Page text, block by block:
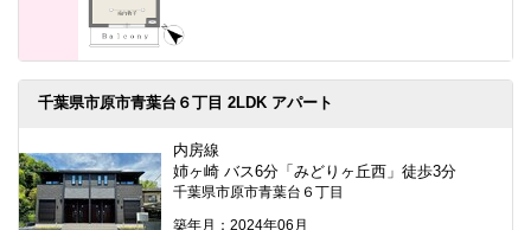
千葉県市原市青葉台６丁目 2LDK アパート
内房線
姉ヶ崎 バス6分「みどりヶ丘西」徒歩3分
千葉県市原市青葉台６丁目
築年月：2024年06月